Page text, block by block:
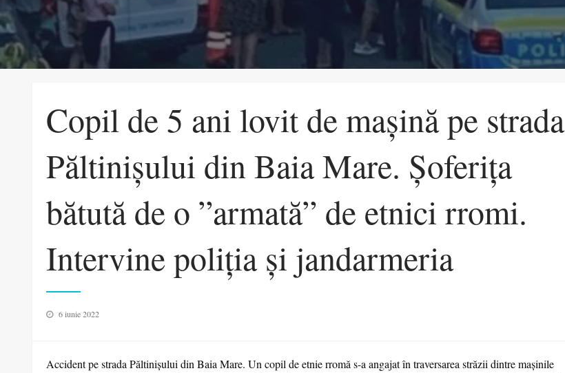
Copil de 5 ani lovit de mașină pe strada
Păltinișului din Baia Mare. Șoferița
bătută de o ”armată” de etnici rromi.
Intervine poliția și jandarmeria
Posted
6 iunie 2022
Accident pe strada Păltinișului din Baia Mare. Un copil de etnie rromă s-a angajat în traversarea străzii dintre mașinile